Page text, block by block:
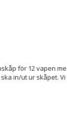
för 12 vapen
in/ut ur skåpet.